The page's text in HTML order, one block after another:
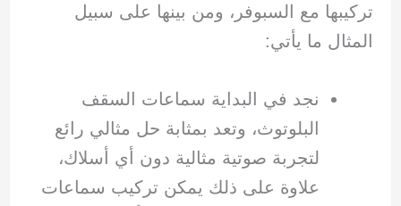
تركيبها مع السبوفر، ومن بينها على سبيل
المثال ما يأتي:
نجد في البداية سماعات السقف
البلوتوث، وتعد بمثابة حل مثالي رائع
لتجربة صوتية مثالية دون أي أسلاك،
علاوة على ذلك يمكن تركيب سماعات